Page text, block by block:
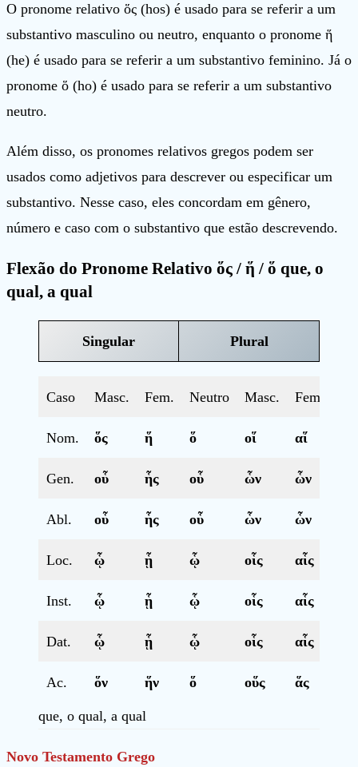
O pronome relativo ὅς (hos) é usado para se referir a um
substantivo masculino ou neutro, enquanto o pronome ἥ
(he) é usado para se referir a um substantivo feminino. Já o
pronome ὅ (ho) é usado para se referir a um substantivo
neutro.
Além disso, os pronomes relativos gregos podem ser
usados como adjetivos para descrever ou especificar um
substantivo. Nesse caso, eles concordam em gênero,
número e caso com o substantivo que estão descrevendo.
Flexão do Pronome Relativo ὅς / ἥ / ὅ que, o
qual, a qual
Singular Plural
Caso Masc. Fem. Neutro Masc. Fem.
Nom. ὅς ἥ ὅ οἵ αἵ
Gen. οὗ ἧς οὗ ὧν ὧν
Abl. οὗ ἧς οὗ ὧν ὧν
Loc. ᾧ ᾗ ᾧ οἷς αἷς
Inst. ᾧ ᾗ ᾧ οἷς αἷς
Dat. ᾧ ᾗ ᾧ οἷς αἷς
Ac. ὅν ἥν ὅ οὕς ἅς
que, o qual, a qual
Novo Testamento Grego